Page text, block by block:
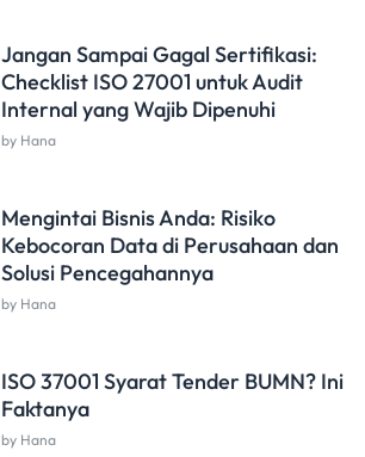
Jangan Sampai Gagal Sertifikasi:
Checklist ISO 27001 untuk Audit
Internal yang Wajib Dipenuhi
by Hana
Mengintai Bisnis Anda: Risiko
Kebocoran Data di Perusahaan dan
Solusi Pencegahannya
by Hana
ISO 37001 Syarat Tender BUMN? Ini
Faktanya
by Hana